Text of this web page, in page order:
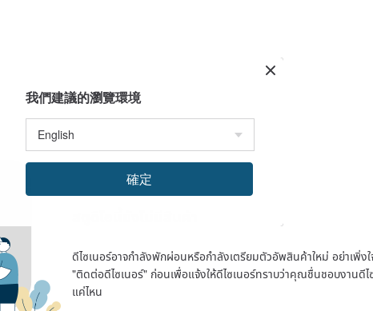
ดีไซเนอร์อาจกำลังพักผ่อนหรือกำลังเตรียมตัวอัพสินค้าใหม่ อย่าเพิ่ง
"ติดต่อดีไซเนอร์" ก่อนเพื่อแจ้งให้ดีไซเนอร์ทราบว่าคุณชื่นชอบงานดีไ
แค่ไหน
我們建議的瀏覽環境
確定